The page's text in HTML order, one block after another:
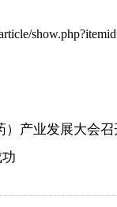
）产业发展大会